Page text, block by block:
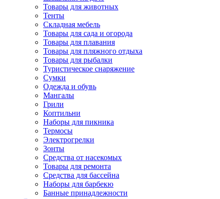
Товары для животных
Тенты
Складная мебель
Товары для сада и огорода
Товары для плавания
Товары для пляжного отдыха
Товары для рыбалки
Туристическое снаряжение
Сумки
Одежда и обувь
Мангалы
Грили
Коптильни
Наборы для пикника
Термосы
Электрогрелки
Зонты
Средства от насекомых
Товары для ремонта
Средства для бассейна
Наборы для барбекю
Банные принадлежности